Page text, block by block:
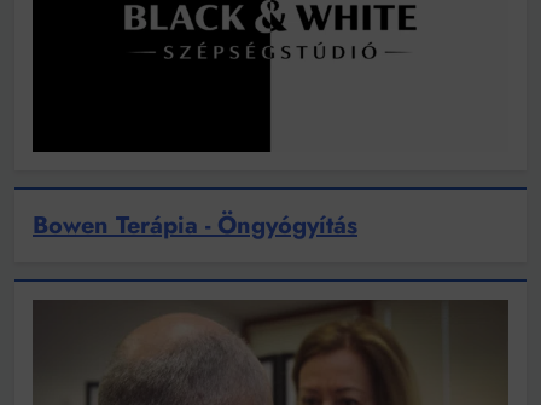
Bowen Terápia - Öngyógyítás